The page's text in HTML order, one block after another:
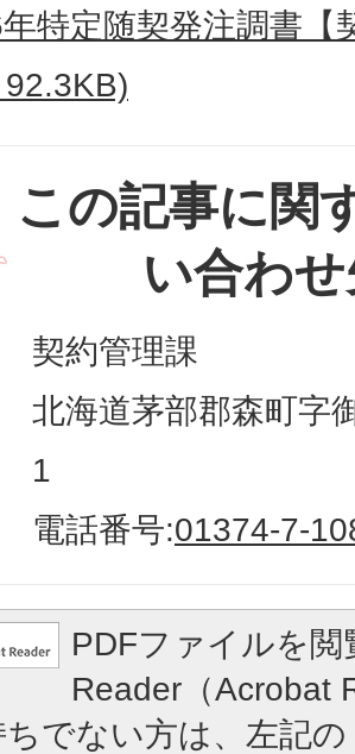
特定随契発注調書【
この記事に関
い合わ
契約管理課
北海道茅部郡森町字
1
電話番号:01374-7-
PDFファイルを
Reader（Acrobat
でない方は、左記